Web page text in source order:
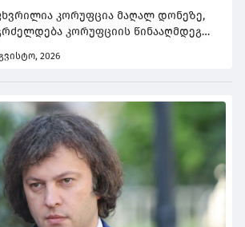
მონაცემებით
ზრდამ შეადგინა 7.9%
კორუფცია მაღალ დონეზე,
კორუფციის წინააღმდეგ
აისახება საერთაშორისო
შეფასებებზე და ამის შედეგია ის,
- ამის შესახებ
მინისტრმა ირაკლი
მუხათგვერდში,
S&P Global Ratings-ის ანგარიშის
განუცხადა.
2026